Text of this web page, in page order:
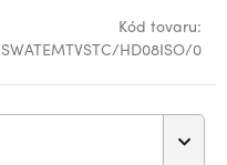
Kód tovaru:
SWATEMTVSTC/HD08ISO/0